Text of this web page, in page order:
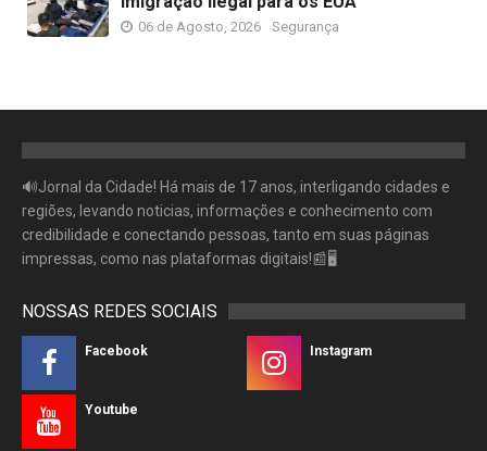
06 de Agosto, 2026 Segurança
🔊Jornal da Cidade! Há mais de 17 anos, interligando cidades e
regiões, levando noticias, informações e conhecimento com
credibilidade e conectando pessoas, tanto em suas páginas
impressas, como nas plataformas digitais!📰🖥
NOSSAS REDES SOCIAIS
Facebook Instagram
Youtube